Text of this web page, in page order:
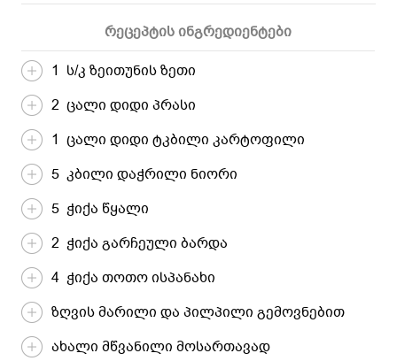
რეცეპტის ინგრედიენტები
1 ს/კ ზეითუნის ზეთი
2 ცალი დიდი პრასი
1 ცალი დიდი ტკბილი კარტოფილი
5 კბილი დაჭრილი ნიორი
5 ჭიქა წყალი
2 ჭიქა გარჩეული ბარდა
4 ჭიქა თოთო ისპანახი
ზღვის მარილი და პილპილი გემოვნებით
ახალი მწვანილი მოსართავად